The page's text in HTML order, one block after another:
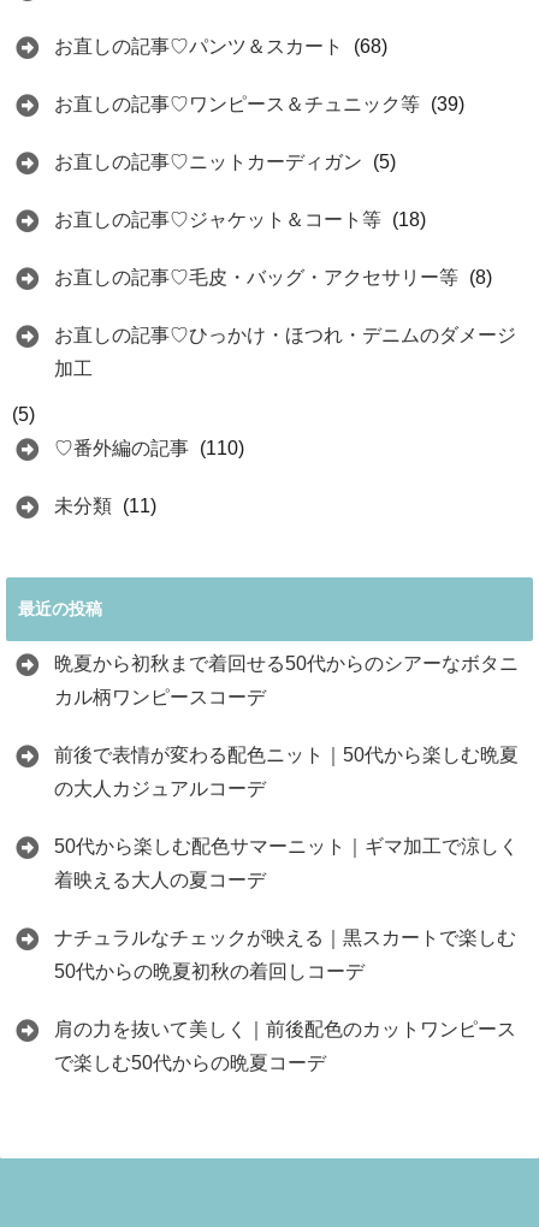
お直しの記事♡パンツ＆スカート (68)
お直しの記事♡ワンピース＆チュニック等 (39)
お直しの記事♡ニットカーディガン (5)
お直しの記事♡ジャケット＆コート等 (18)
お直しの記事♡毛皮・バッグ・アクセサリー等 (8)
お直しの記事♡ひっかけ・ほつれ・デニムのダメージ
加工
(5)
♡番外編の記事 (110)
未分類 (11)
最近の投稿
晩夏から初秋まで着回せる50代からのシアーなボタニ
カル柄ワンピースコーデ
前後で表情が変わる配色ニット｜50代から楽しむ晩夏
の大人カジュアルコーデ
50代から楽しむ配色サマーニット｜ギマ加工で涼しく
着映える大人の夏コーデ
ナチュラルなチェックが映える｜黒スカートで楽しむ
50代からの晩夏初秋の着回しコーデ
肩の力を抜いて美しく｜前後配色のカットワンピース
で楽しむ50代からの晩夏コーデ